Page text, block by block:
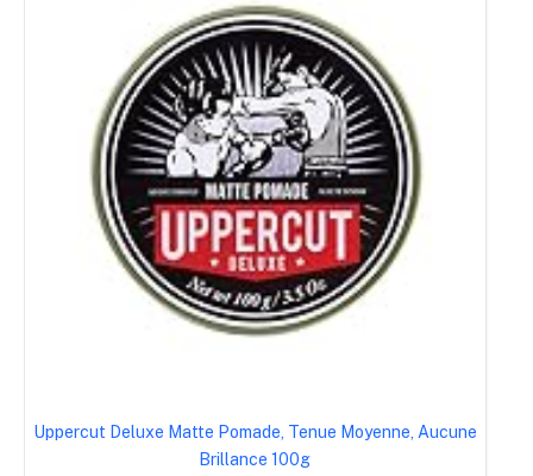
Uppercut Deluxe Matte Pomade, Tenue Moyenne, Aucune
Brillance 100g